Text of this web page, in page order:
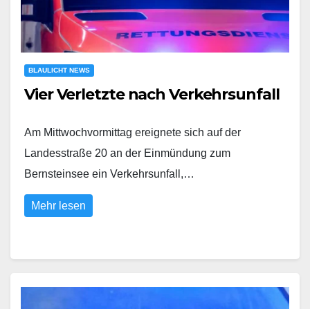
BLAULICHT NEWS
Vier Verletzte nach Verkehrsunfall
Am Mittwochvormittag ereignete sich auf der
Landesstraße 20 an der Einmündung zum
Bernsteinsee ein Verkehrsunfall,…
Mehr lesen